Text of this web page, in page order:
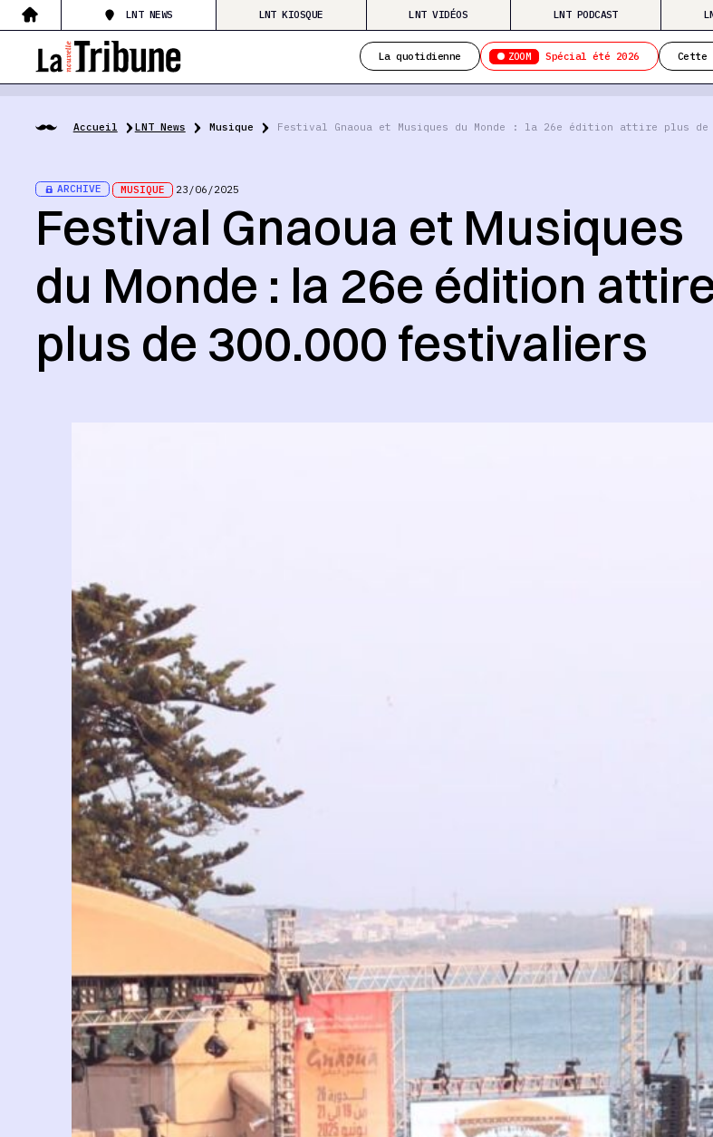
LNT NEWS LNT KIOSQUE LNT VIDÉOS LNT PODCAST
La quotidienne ZOOM Spécial été 2026 Cette
Accueil LNT News Musique Festival Gnaoua et Musiques du Monde : la 26e édition attire plus
ARCHIVE MUSIQUE 23/06/2025
Festival Gnaoua et Musiques
du Monde : la 26e édition
plus de 300.000 festivaliers